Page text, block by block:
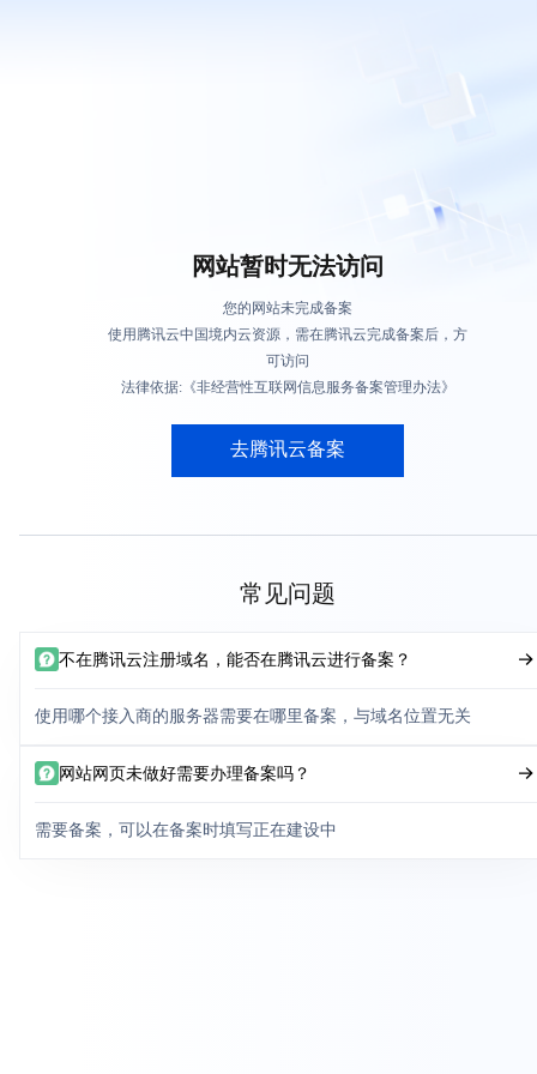
网站暂时无法访问
您的网站未完成备案
使用腾讯云中国境内云资源，需在腾讯云完成备案后，方
可访问
法律依据:《非经营性互联网信息服务备案管理办法》
去腾讯云备案
常见问题
不在腾讯云注册域名，能否在腾讯云进行备案？
使用哪个接入商的服务器需要在哪里备案，与域名位置无关
网站网页未做好需要办理备案吗？
需要备案，可以在备案时填写正在建设中